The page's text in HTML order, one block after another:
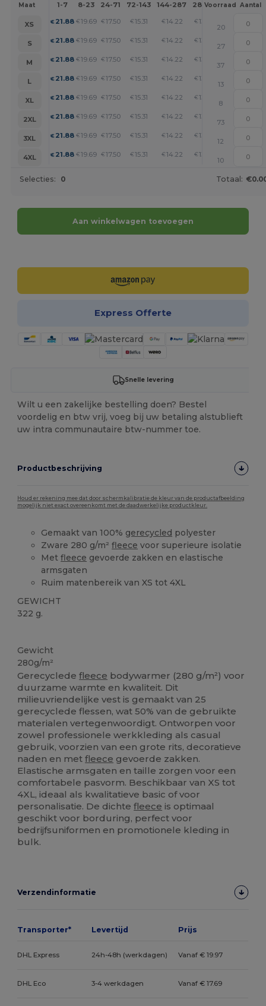
Maat 1-7 8-23 24-71 72-143 144-287 288 + Meer
Voorraad Aantal
XS € 21.88 € 19.69 € 17.50 € 15.31 €14.22 €13.13 +
20
S
€ 21.88 € 19.69 € 17.50 € 15.31 €14.22 €13.13 +
27
M
€ 21.88 € 19.69 € 17.50 € 15.31 €14.22 €13.13
37
L
€ 21.88 € 19.69 € 17.50 € 15.31 €14.22 €13.13
13
XL
€ 21.88 € 19.69 € 17.50 € 15.31 €14.22 €13.13
8
2XL
€ 21.88 € 19.69 € 17.50 € 15.31 €14.22 €13.13
73
3XL
€ 21.88 € 19.69 € 17.50 € 15.31 €14.22 €13.13
12
4XL
€ 21.88 € 19.69 € 17.50 € 15.31 €14.22 €13.13
10
Selecties: 0 Totaal:
Aan winkelwagen toevoegen
Express Offerte
Snelle levering
Wilt u een zakelijke bestelling doen? Bestel
voordelig en btw vrij, voeg bij uw betaling alstublieft
uw intra communautaire btw-nummer toe.
Productbeschrijving
Houd er rekening mee dat door schermkalibratie de kleur van de productafbeelding
mogelijk niet exact overeenkomt met de daadwerkelijke productkleur.
Gemaakt van 100% gerecycled polyester
Zware 280 g/m²fleece voor superieure isolatie
Metfleece gevoerde zakken en elastische
armsgaten
Ruim matenbereik van XS tot 4XL
GEWICHT
322 g.
Gewicht
280g/m²
Gerecycledefleece bodywarmer (280 g/m²) voor
duurzame warmte en kwaliteit. Dit
milieuvriendelijke vest is gemaakt van 25
gerecyclede flessen, wat 50% van de gebruikte
materialen vertegenwoordigt. Ontworpen voor
zowel professionele werkkleding als casual
gebruik, voorzien van een grote rits, decoratieve
naden en metfleece gevoerde zakken.
Elastische armsgaten en taille zorgen voor een
comfortabele pasvorm. Beschikbaar van XS tot
4XL, ideaal als kwalitatieve basic of voor
personalisatie. De dichtefleece is optimaal
geschikt voor borduring, perfect voor
bedrijfsuniformen en promotionele kleding in
bulk.
Verzendinformatie
Transporter* Levertijd Prijs
DHL Express 24h-48h (werkdagen) Vanaf € 19.97
DHL Eco 3-4 werkdagen Vanaf € 17.69